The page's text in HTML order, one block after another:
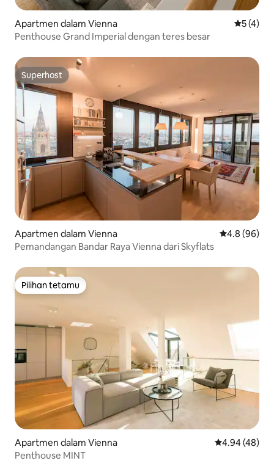
Apartmen dalam Vienna
5 (4)
Penthouse Grand Imperial dengan teres besar
Superhost
Superhost
Apartmen dalam Vienna Penarafan
4.8 (96)
Pemandangan Bandar Raya Vienna dari Skyflats
Pilihan tetamu
Pilihan tetamu
Apartmen dalam Vienna Penarafan
4.94 (48)
Penthouse MINT